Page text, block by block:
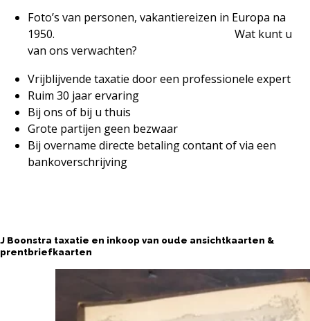
Foto’s van personen, vakantiereizen in Europa na
1950. Wat kunt u
van ons verwachten?
Vrijblijvende taxatie door een professionele expert
Ruim 30 jaar ervaring
Bij ons of bij u thuis
Grote partijen geen bezwaar
Bij overname directe betaling contant of via een
bankoverschrijving
J Boonstra taxatie en inkoop van oude ansichtkaarten &
prentbriefkaarten